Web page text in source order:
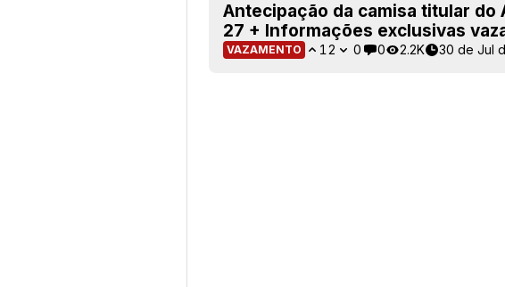
Antecipação da camisa titular do
27 + Informações exclusivas
VAZAMENTO 12 0 0 2.2K 30 de Jul